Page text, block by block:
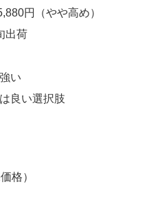
円（やや高め）
出荷
い
良い選択肢
格）